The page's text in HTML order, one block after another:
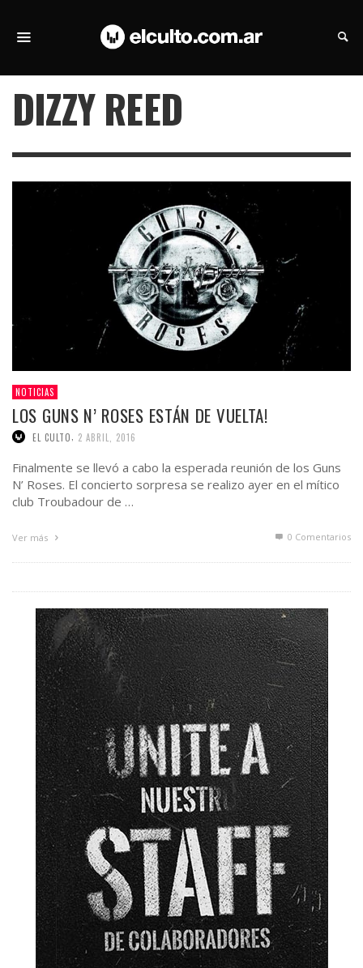
DIZZY REED
NOTICIAS
LOS GUNS N’ ROSES ESTÁN DE VUELTA!
EL CULTO 2 ABRIL, 2016
Finalmente se llevó a cabo la esperada reunión de los Guns
N’ Roses. El concierto sorpresa se realizo ayer en el mítico
club Troubadour de …
Ver más 0 Comentarios